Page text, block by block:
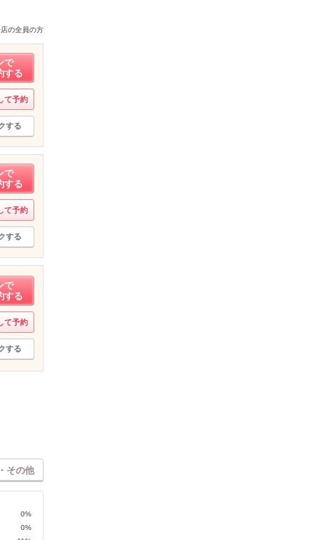
の全員の方
で
する
て予約
する
で
する
て予約
する
で
する
て予約
する
その他
0%
0%